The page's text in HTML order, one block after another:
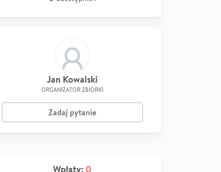
Jan Kowalski
ORGANIZATOR ZBIÓRKI
Zadaj pytanie
Wpłaty: 0